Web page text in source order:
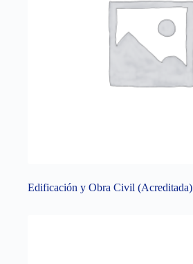
Edificación y Obra Civil (Acreditada)